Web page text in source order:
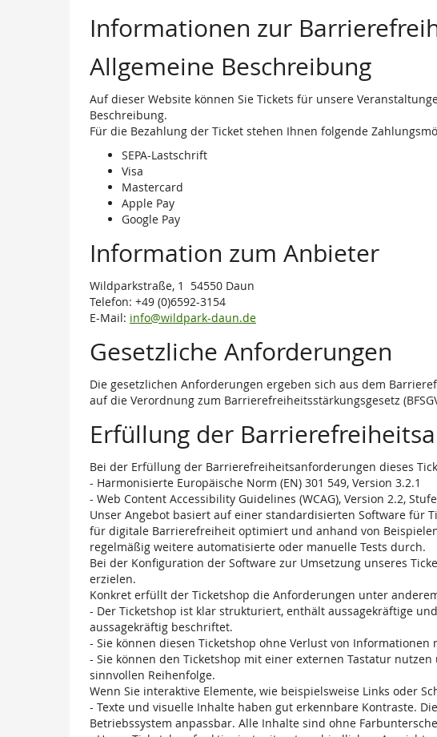
Informationen zur
Allgemeine Beschreibung
Auf dieser Website können Sie Tickets für unsere
Beschreibung.
Für die Bezahlung der Ticket stehen Ihnen folgende
SEPA-Lastschrift
Visa
Mastercard
Apple Pay
Google Pay
Information zum Anbieter
Wildparkstraße, 1 54550 Daun
Telefon: +49 (0)6592-3154
E-Mail: info@wildpark-daun.de
Gesetzliche Anforderungen
Die gesetzlichen Anforderungen ergeben sich aus dem
auf die Verordnung zum Barrierefreiheitsstärkungsgesetz
Erfüllung der
Bei der Erfüllung der Barrierefreiheitsanforderungen dieses
- Harmonisierte Europäische Norm (EN) 301 549, Version 3.2.1
- Web Content Accessibility Guidelines (WCAG), Version 2.2,
Unser Angebot basiert auf einer standardisierten Software für
für digitale Barrierefreiheit optimiert und anhand von
regelmäßig weitere automatisierte oder manuelle Tests durch.
Bei der Konfiguration der Software zur Umsetzung unseres
erzielen.
Konkret erfüllt der Ticketshop die Anforderungen unter
- Der Ticketshop ist klar strukturiert, enthält aussagekräftige
aussagekräftig beschriftet.
- Sie können diesen Ticketshop ohne Verlust von
- Sie können den Ticketshop mit einer externen Tastatur
sinnvollen Reihenfolge.
Wenn Sie interaktive Elemente, wie beispielsweise Links oder
- Texte und visuelle Inhalte haben gut erkennbare Kontraste.
Betriebssystem anpassbar. Alle Inhalte sind ohne